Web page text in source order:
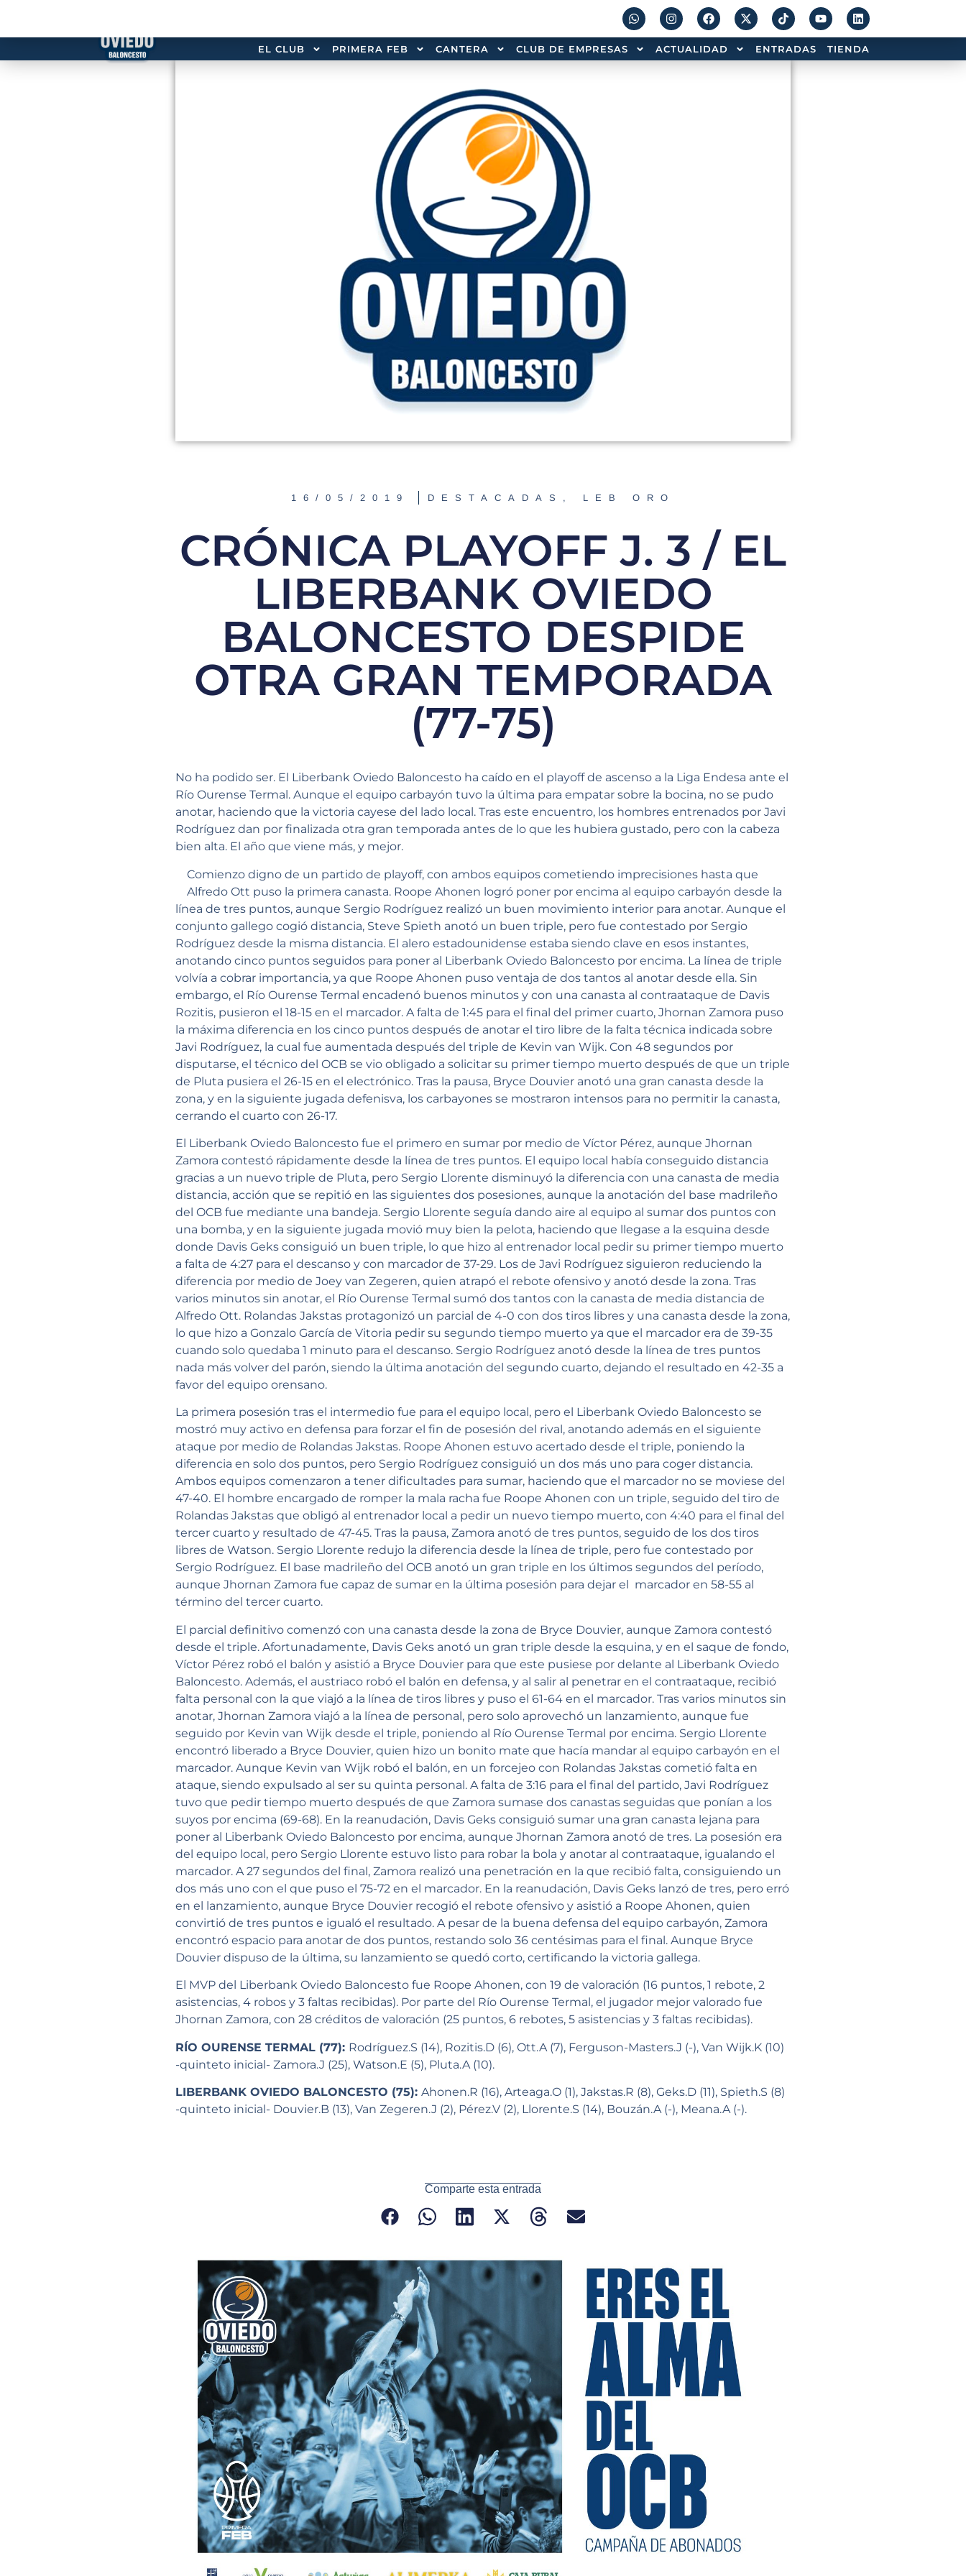
EL CLUB PRIMERA FEB CANTERA CLUB DE EMPRESAS ACTUALIDAD ENTRADAS TIENDA
16/05/2019 DESTACADAS , LEB ORO
CRÓNICA PLAYOFF J. 3 / EL
LIBERBANK OVIEDO
BALONCESTO DESPIDE
OTRA GRAN TEMPORADA
(77-75)
No ha podido ser. El Liberbank Oviedo Baloncesto ha caído en el playoff de ascenso a la Liga Endesa ante el
Río Ourense Termal. Aunque el equipo carbayón tuvo la última para empatar sobre la bocina, no se pudo
anotar, haciendo que la victoria cayese del lado local. Tras este encuentro, los hombres entrenados por Javi
Rodríguez dan por finalizada otra gran temporada antes de lo que les hubiera gustado, pero con la cabeza
bien alta. El año que viene más, y mejor.
Comienzo digno de un partido de playoff, con ambos equipos cometiendo imprecisiones hasta que
Alfredo Ott puso la primera canasta. Roope Ahonen logró poner por encima al equipo carbayón desde la
línea de tres puntos, aunque Sergio Rodríguez realizó un buen movimiento interior para anotar. Aunque el
conjunto gallego cogió distancia, Steve Spieth anotó un buen triple, pero fue contestado por Sergio
Rodríguez desde la misma distancia. El alero estadounidense estaba siendo clave en esos instantes,
anotando cinco puntos seguidos para poner al Liberbank Oviedo Baloncesto por encima. La línea de triple
volvía a cobrar importancia, ya que Roope Ahonen puso ventaja de dos tantos al anotar desde ella. Sin
embargo, el Río Ourense Termal encadenó buenos minutos y con una canasta al contraataque de Davis
Rozitis, pusieron el 18-15 en el marcador. A falta de 1:45 para el final del primer cuarto, Jhornan Zamora puso
la máxima diferencia en los cinco puntos después de anotar el tiro libre de la falta técnica indicada sobre
Javi Rodríguez, la cual fue aumentada después del triple de Kevin van Wijk. Con 48 segundos por
disputarse, el técnico del OCB se vio obligado a solicitar su primer tiempo muerto después de que un triple
de Pluta pusiera el 26-15 en el electrónico. Tras la pausa, Bryce Douvier anotó una gran canasta desde la
zona, y en la siguiente jugada defenisva, los carbayones se mostraron intensos para no permitir la canasta,
cerrando el cuarto con 26-17.
El Liberbank Oviedo Baloncesto fue el primero en sumar por medio de Víctor Pérez, aunque Jhornan
Zamora contestó rápidamente desde la línea de tres puntos. El equipo local había conseguido distancia
gracias a un nuevo triple de Pluta, pero Sergio Llorente disminuyó la diferencia con una canasta de media
distancia, acción que se repitió en las siguientes dos posesiones, aunque la anotación del base madrileño
del OCB fue mediante una bandeja. Sergio Llorente seguía dando aire al equipo al sumar dos puntos con
una bomba, y en la siguiente jugada movió muy bien la pelota, haciendo que llegase a la esquina desde
donde Davis Geks consiguió un buen triple, lo que hizo al entrenador local pedir su primer tiempo muerto
a falta de 4:27 para el descanso y con marcador de 37-29. Los de Javi Rodríguez siguieron reduciendo la
diferencia por medio de Joey van Zegeren, quien atrapó el rebote ofensivo y anotó desde la zona. Tras
varios minutos sin anotar, el Río Ourense Termal sumó dos tantos con la canasta de media distancia de
Alfredo Ott. Rolandas Jakstas protagonizó un parcial de 4-0 con dos tiros libres y una canasta desde la zona,
lo que hizo a Gonzalo García de Vitoria pedir su segundo tiempo muerto ya que el marcador era de 39-35
cuando solo quedaba 1 minuto para el descanso. Sergio Rodríguez anotó desde la línea de tres puntos
nada más volver del parón, siendo la última anotación del segundo cuarto, dejando el resultado en 42-35 a
favor del equipo orensano.
La primera posesión tras el intermedio fue para el equipo local, pero el Liberbank Oviedo Baloncesto se
mostró muy activo en defensa para forzar el fin de posesión del rival, anotando además en el siguiente
ataque por medio de Rolandas Jakstas. Roope Ahonen estuvo acertado desde el triple, poniendo la
diferencia en solo dos puntos, pero Sergio Rodríguez consiguió un dos más uno para coger distancia.
Ambos equipos comenzaron a tener dificultades para sumar, haciendo que el marcador no se moviese del
47-40. El hombre encargado de romper la mala racha fue Roope Ahonen con un triple, seguido del tiro de
Rolandas Jakstas que obligó al entrenador local a pedir un nuevo tiempo muerto, con 4:40 para el final del
tercer cuarto y resultado de 47-45. Tras la pausa, Zamora anotó de tres puntos, seguido de los dos tiros
libres de Watson. Sergio Llorente redujo la diferencia desde la línea de triple, pero fue contestado por
Sergio Rodríguez. El base madrileño del OCB anotó un gran triple en los últimos segundos del período,
aunque Jhornan Zamora fue capaz de sumar en la última posesión para dejar el marcador en 58-55 al
término del tercer cuarto.
El parcial definitivo comenzó con una canasta desde la zona de Bryce Douvier, aunque Zamora contestó
desde el triple. Afortunadamente, Davis Geks anotó un gran triple desde la esquina, y en el saque de fondo,
Víctor Pérez robó el balón y asistió a Bryce Douvier para que este pusiese por delante al Liberbank Oviedo
Baloncesto. Además, el austriaco robó el balón en defensa, y al salir al penetrar en el contraataque, recibió
falta personal con la que viajó a la línea de tiros libres y puso el 61-64 en el marcador. Tras varios minutos sin
anotar, Jhornan Zamora viajó a la línea de personal, pero solo aprovechó un lanzamiento, aunque fue
seguido por Kevin van Wijk desde el triple, poniendo al Río Ourense Termal por encima. Sergio Llorente
encontró liberado a Bryce Douvier, quien hizo un bonito mate que hacía mandar al equipo carbayón en el
marcador. Aunque Kevin van Wijk robó el balón, en un forcejeo con Rolandas Jakstas cometió falta en
ataque, siendo expulsado al ser su quinta personal. A falta de 3:16 para el final del partido, Javi Rodríguez
tuvo que pedir tiempo muerto después de que Zamora sumase dos canastas seguidas que ponían a los
suyos por encima (69-68). En la reanudación, Davis Geks consiguió sumar una gran canasta lejana para
poner al Liberbank Oviedo Baloncesto por encima, aunque Jhornan Zamora anotó de tres. La posesión era
del equipo local, pero Sergio Llorente estuvo listo para robar la bola y anotar al contraataque, igualando el
marcador. A 27 segundos del final, Zamora realizó una penetración en la que recibió falta, consiguiendo un
dos más uno con el que puso el 75-72 en el marcador. En la reanudación, Davis Geks lanzó de tres, pero erró
en el lanzamiento, aunque Bryce Douvier recogió el rebote ofensivo y asistió a Roope Ahonen, quien
convirtió de tres puntos e igualó el resultado. A pesar de la buena defensa del equipo carbayón, Zamora
encontró espacio para anotar de dos puntos, restando solo 36 centésimas para el final. Aunque Bryce
Douvier dispuso de la última, su lanzamiento se quedó corto, certificando la victoria gallega.
El MVP del Liberbank Oviedo Baloncesto fue Roope Ahonen, con 19 de valoración (16 puntos, 1 rebote, 2
asistencias, 4 robos y 3 faltas recibidas). Por parte del Río Ourense Termal, el jugador mejor valorado fue
Jhornan Zamora, con 28 créditos de valoración (25 puntos, 6 rebotes, 5 asistencias y 3 faltas recibidas).
RÍO OURENSE TERMAL (77): Rodríguez.S (14), Rozitis.D (6), Ott.A (7), Ferguson-Masters.J (-), Van Wijk.K (10)
-quinteto inicial- Zamora.J (25), Watson.E (5), Pluta.A (10).
LIBERBANK OVIEDO BALONCESTO (75): Ahonen.R (16), Arteaga.O (1), Jakstas.R (8), Geks.D (11), Spieth.S (8)
-quinteto inicial- Douvier.B (13), Van Zegeren.J (2), Pérez.V (2), Llorente.S (14), Bouzán.A (-), Meana.A (-).
Comparte esta entrada